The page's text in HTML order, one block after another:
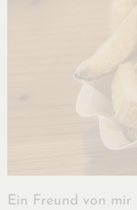
Ein Freund von